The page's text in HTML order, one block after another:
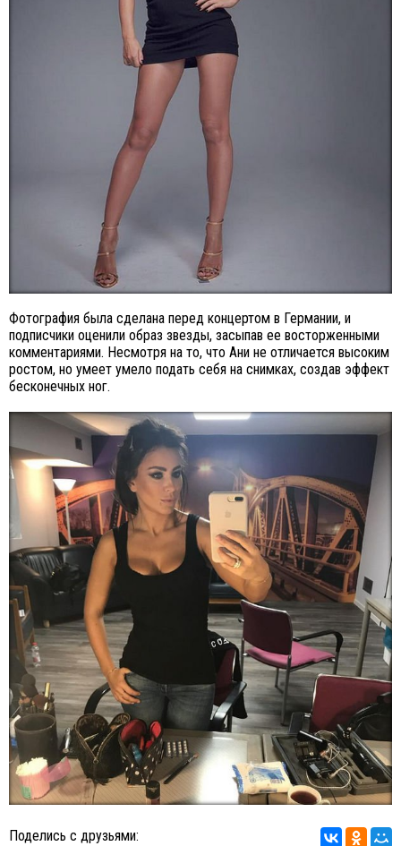
Фотография была сделана перед концертом в Германии, и
подписчики оценили образ звезды, засыпав ее восторженными
комментариями. Несмотря на то, что Ани не отличается высоким
ростом, но умеет умело подать себя на снимках, создав эффект
бесконечных ног.
Поделись с друзьями: